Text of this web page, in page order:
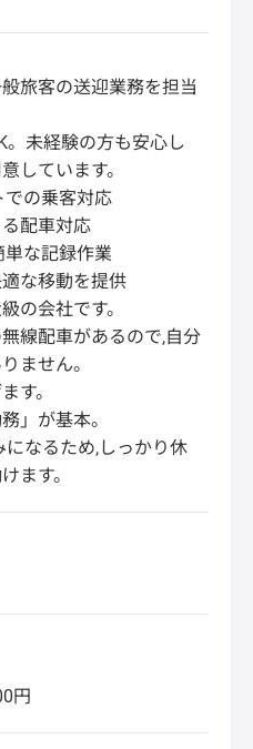
旅客の送迎業務を担当
。未経験の方も安心し
しています。
の乗客対応
配車対応
な記録作業
な移動を提供
の会社です。
線配車があるので,自分
ません。
す。
」が基本。
なるため,しっかり休
ます。
円